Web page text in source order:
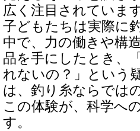
広く注目されています
子どもたちは実際に
中で、力の働きや構
品を手にしたとき、
れないの？」という
は、釣り糸ならでは
この体験が、科学へ
す。